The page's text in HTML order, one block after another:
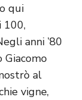
qui
100,
anni ’80
Giacomo
al
vigne,